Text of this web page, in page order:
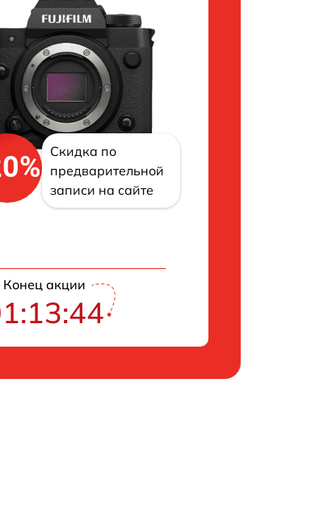
Скидка по
предварительной
записи на сайте
Конец акции